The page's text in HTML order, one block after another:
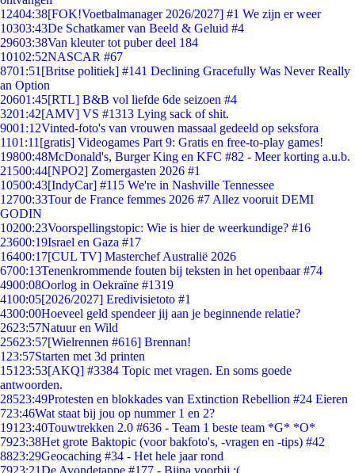
12404:38[FOK!Voetbalmanager 2026/2027] #1 We zijn er weer
10303:43De Schatkamer van Beeld & Geluid #4
29603:38Van kleuter tot puber deel 184
10102:52NASCAR #67
8701:51 [Britse politiek] #141 Declining Gracefully Was Never Really
an Option
20601:45[RTL] B&B vol liefde 6de seizoen #4
3201:42[AMV] VS #1313 Lying sack of shit.
9001:12Vinted-foto's van vrouwen massaal gedeeld op seksfora
1101:11 [gratis] Videogames Part 9: Gratis en free-to-play games!
19800:48McDonald's, Burger King en KFC #82 - Meer korting a.u.b.
21500:44[NPO2] Zomergasten 2026 #1
10500:43[IndyCar] #115 We're in Nashville Tennessee
12700:33Tour de France femmes 2026 #7 Allez vooruit DEMI
GODIN
10200:23Voorspellingstopic: Wie is hier de weerkundige? #16
23600:19Israel en Gaza #17
16400:17[CUL TV] Masterchef Australië 2026
6700:13Tenenkrommende fouten bij teksten in het openbaar #74
4900:08Oorlog in Oekraïne #1319
4100:05[2026/2027] Eredivisietoto #1
4300:00Hoeveel geld spendeer jij aan je beginnende relatie?
2623:57Natuur en Wild
25623:57[Wielrennen #616] Brennan!
1 23:57Starten met 3d printen
151 23:53[AKQ] #3384 Topic met vragen. En soms goede
antwoorden.
28523:49Protesten en blokkades van Extinction Rebellion #24 Eieren
723:46Wat staat bij jou op nummer 1 en 2?
191 23:40Touwtrekken 2.0 #636 - Team 1 beste team *G* *O*
7923:38Het grote Baktopic (voor bakfoto's, -vragen en -tips) #42
8823:29Geocaching #34 - Het hele jaar rond
7923:21De Avondetappe #177 - Bijna voorbij :(